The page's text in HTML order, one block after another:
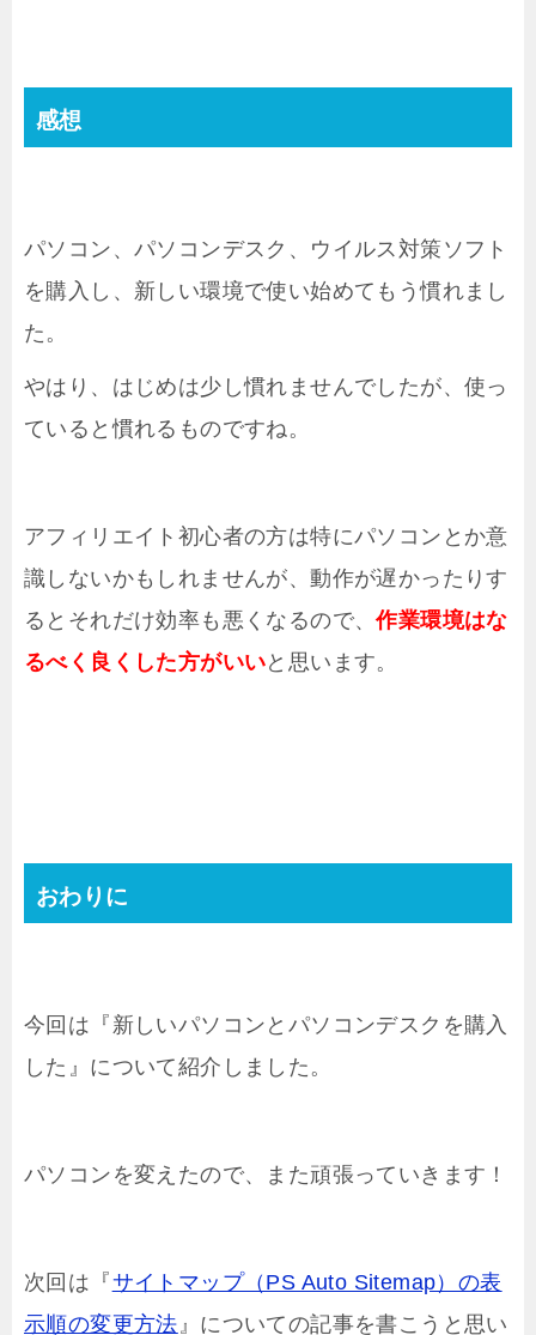
感想
パソコン、パソコンデスク、ウイルス対策ソフト
を購入し、新しい環境で使い始めてもう慣れまし
た。
やはり、はじめは少し慣れませんでしたが、使っ
ていると慣れるものですね。
アフィリエイト初心者の方は特にパソコンとか意
識しないかもしれませんが、動作が遅かったりす
るとそれだけ効率も悪くなるので、作業環境はな
るべく良くした方がいいと思います。
おわりに
今回は『新しいパソコンとパソコンデスクを購入
した』について紹介しました。
パソコンを変えたので、また頑張っていきます！
次回は『サイトマップ（PS Auto Sitemap）の表
示順の変更方法 』についての記事を書こうと思い